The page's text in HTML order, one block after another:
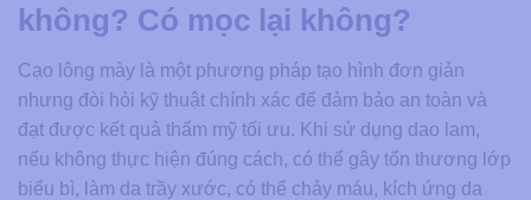
không? Có mọc lại không?
Cạo lông mày là một phương pháp tạo hình đơn giản
nhưng đòi hỏi kỹ thuật chính xác để đảm bảo an toàn và
đạt được kết quả thẩm mỹ tối ưu. Khi sử dụng dao lam,
nếu không thực hiện đúng cách, có thể gây tổn thương lớp
biểu bì, làm da trầy xước, có thể chảy máu, kích ứng da